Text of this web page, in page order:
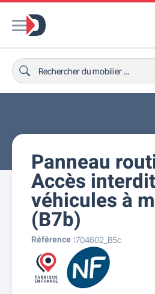
Panneau
Accès
véhicules à
(B7b)
Référence :704602_B5c